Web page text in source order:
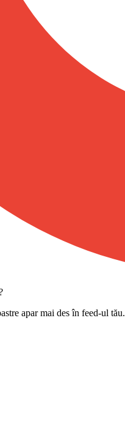
apar mai des în feed-ul tău.